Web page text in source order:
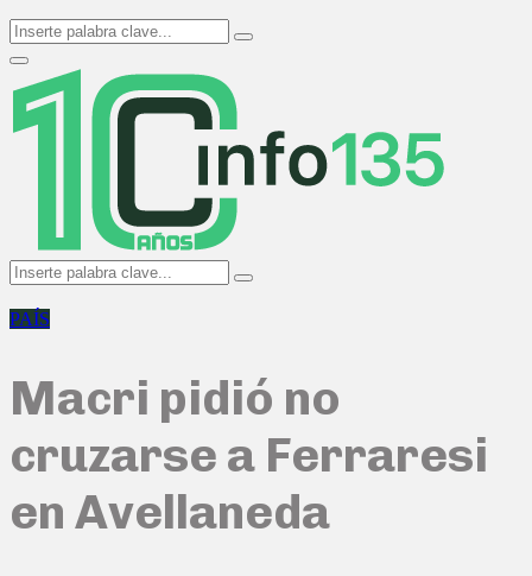
Search
for:
Search
Primary
Menu
Search
for:
Search
PAÍS
Macri pidió no
cruzarse a Ferraresi
en Avellaneda